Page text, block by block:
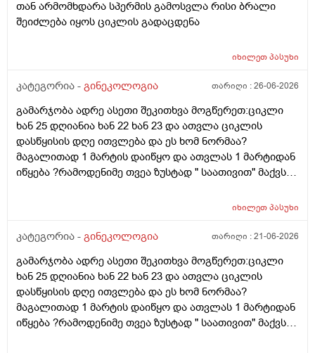
თან არმომხდარა სპერმის გამოსვლა რისი ბრალი
შეიძლება იყოს ციკლის გადაცდენა
იხილეთპასუხი
კატეგორია - გინეკოლოგია თარიღი :26-06-2026
გამარჯობა ადრე ასეთი შეკითხვა მოგწერეთ:ციკლი
ხან 25 დღიანია ხან 22 ხან 23 და ათვლა ციკლის
დასწყისის დღე ითვლება და ეს ხომ ნორმაა?
მაგალითად 1 მარტის დაიწყო და ათვლას 1 მარტიდან
იწყება ?რამოდენიმე თვეა ზუსტად " საათივით" მაქვს
მეშინია კიდევ ხომ არ ჩამოიწევს? მინდა რომ 25 ან
განმავლობაში ? შესაძლოა ისევ 23 ან 25 დღიანი
რამეა.ზოგადად წლებია აუტოიმონური თირეოდიტი
მაქვს.ხშირად მაქვს სანერვიულო.რითი შეიძლება
უნდაცკვების სახით რომ ვმართო ციკლის დღეები?
პასუხიც მივიღე და არა, ყველაფერი ჩვეულებრივადაა
არც ჭარბი სისხლდება არ არის.ადრე რომ 7 დღემდე
იხილეთპასუხი
კატეგორია - გინეკოლოგია თარიღი :21-06-2026
გამარჯობა ადრე ასეთი შეკითხვა მოგწერეთ:ციკლი
ხან 25 დღიანია ხან 22 ხან 23 და ათვლა ციკლის
დასწყისის დღე ითვლება და ეს ხომ ნორმაა?
მაგალითად 1 მარტის დაიწყო და ათვლას 1 მარტიდან
იწყება ?რამოდენიმე თვეა ზუსტად " საათივით" მაქვს